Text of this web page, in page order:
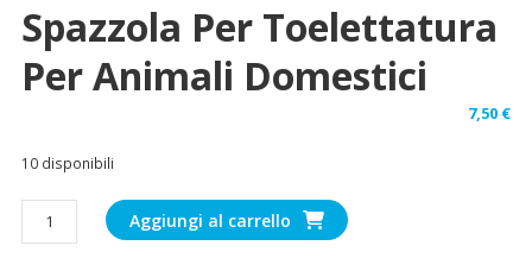
Spazzola Per Toelettatura
Per Animali Domestici
7,50 €
10 disponibili
Spazzola
per
Aggiungi al carrello